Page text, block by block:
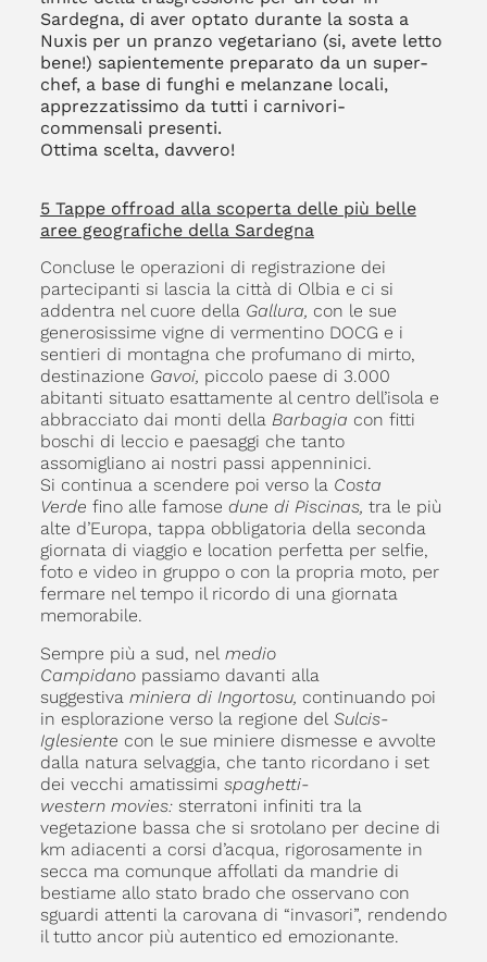
Sardegna, di aver optato durante la sosta a
Nuxis per un pranzo vegetariano (si, avete letto
bene!) sapientemente preparato da un super-
chef, a base di funghi e melanzane locali,
apprezzatissimo da tutti i carnivori-
commensali presenti.
Ottima scelta, davvero!
5 Tappe offroad alla scoperta delle più belle
aree geografiche della Sardegna
Concluse le operazioni di registrazione dei
partecipanti si lascia la città di Olbia e ci si
addentra nel cuore della Gallura, con le sue
generosissime vigne di vermentino DOCG e i
sentieri di montagna che profumano di mirto,
destinazione Gavoi, piccolo paese di 3.000
abitanti situato esattamente al centro dell’isola e
abbracciato dai monti della Barbagia con fitti
boschi di leccio e paesaggi che tanto
assomigliano ai nostri passi appenninici.
Si continua a scendere poi verso la Costa
Verde fino alle famose dune di Piscinas, tra le più
alte d’Europa, tappa obbligatoria della seconda
giornata di viaggio e location perfetta per selfie,
foto e video in gruppo o con la propria moto, per
fermare nel tempo il ricordo di una giornata
memorabile.
Sempre più a sud, nel medio
Campidanopassiamo davanti alla
suggestivaminiera di Ingortosu, continuando poi
in esplorazione verso la regione del Sulcis-
Iglesiente con le sue miniere dismesse e avvolte
dalla natura selvaggia, che tanto ricordano i set
dei vecchi amatissimi spaghetti-
western movies:sterratoni infiniti tra la
vegetazione bassa che si srotolano per decine di
km adiacenti a corsi d’acqua, rigorosamente in
secca ma comunque affollati da mandrie di
bestiame allo stato brado che osservano con
sguardi attenti la carovana di “invasori”, rendendo
il tutto ancor più autentico ed emozionante.